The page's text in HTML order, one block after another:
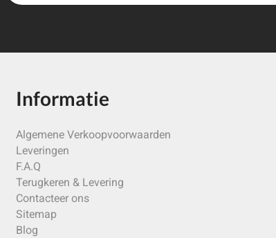
Informatie
Algemene Verkoopvoorwaarden
Leveringen
F.A.Q
Terugkeren & Levering
Contacteer ons
Sitemap
Blog